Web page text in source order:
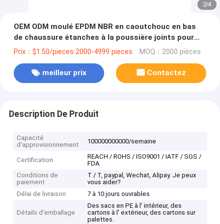
2/4
OEM ODM moulé EPDM NBR en caoutchouc en bas
de chaussure étanches à la poussière joints pour
voitures d'occasion
Prix：$1.50/pieces 2000-4999 pieces MOQ：2000 pièces
meilleur prix Contactez
Description De Produit
Capacité
d'approvisionnement
100000000000/semaine
Certification
REACH / ROHS / ISO9001 / IATF / SGS /
FDA
Conditions de
paiement
T / T, paypal, Wechat, Alipay. Je peux
vous aider?
Délai de livraison
7 à 10 jours ouvrables
Détails d'emballage
Des sacs en PE à l' intérieur, des
cartons à l' extérieur, des cartons sur
palettes.